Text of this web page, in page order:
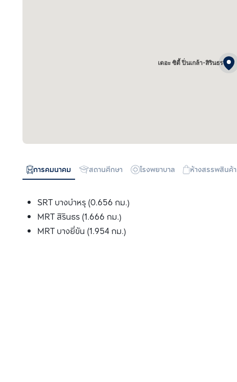
เดอะ ซิตี้ ปิ่นเกล้า-สิรินธร
การคมนาคม สถานศึกษา โรงพยาบาล ห้างสรรพสินค้า
SRT บางบำหรุ (0.656 กม.)
MRT สิรินธร (1.666 กม.)
MRT บางยี่ขัน (1.954 กม.)